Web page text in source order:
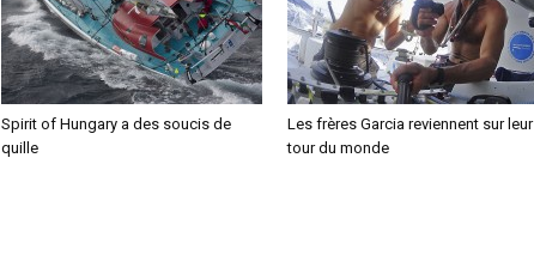
Spirit of Hungary a des soucis de
quille
Les frères Garcia reviennent sur leur
tour du monde